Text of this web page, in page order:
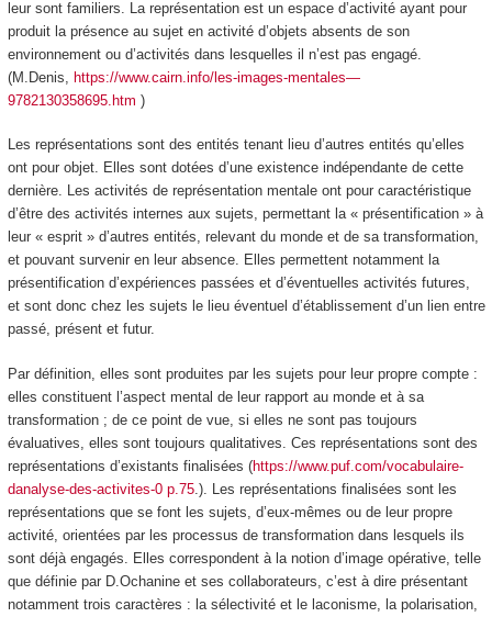
leur sont familiers.
La représentation est un espace d’activité ayant pour
produit la présence au sujet en activité d’objets absents de son
environnement ou d’activités dans lesquelles il n’est pas engagé.
(M.Denis, https://www.cairn.info/les-images-mentales—
9782130358695.htm )
Les représentations sont des entités tenant lieu d’autres entités qu’elles
ont pour objet. Elles sont dotées d’une existence indépendante de cette
dernière. Les activités de représentation mentale ont pour caractéristique
d’être des activités internes aux sujets, permettant la « présentification» à
leur « esprit » d’autres entités, relevant du monde et de sa transformation,
et pouvant survenir en leur absence. Elles permettent notamment la
présentification d’expériences passées et d’éventuelles activités futures,
et sont donc chez les sujets le lieu éventuel d’établissement d’un lien entre
passé, présent et futur.
Par définition, elles sont produites par les sujets pour leur propre compte :
elles constituent l’aspect mental de leur rapport au monde et à sa
transformation; de ce point de vue, si elles ne sont pas toujours
évaluatives, elles sont toujours qualitatives. Ces représentations sont des
représentations d’existants finalisées (https://www.puf.com/vocabulaire-
danalyse-des-activites-0 p.75.). Les représentations finalisées sont les
représentations que se font les sujets, d’eux-mêmes ou de leur propre
activité, orientées par les processus de transformation dans lesquels ils
sont déjà engagés . Elles correspondent à la notion d’image opérative, telle
que définie par D.Ochanine et ses collaborateurs, c’est à dire présentant
notamment trois caractères : la sélectivité et le laconisme, la polarisation,